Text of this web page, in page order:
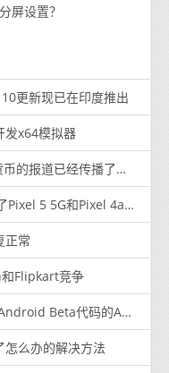
屏设置？
更新现已在印度推出
发x64模拟器
报道已经传播了数周
5 5G和Pixel 4a 5G
正常
Flipkart竞争
码的Apple One订阅捆绑包
么办的解决方法